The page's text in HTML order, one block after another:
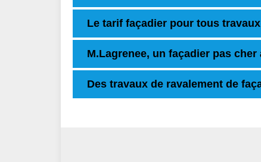
Le tarif façadier pour tous
M.Lagrenee, un façadier pas
Des travaux de ravalement de